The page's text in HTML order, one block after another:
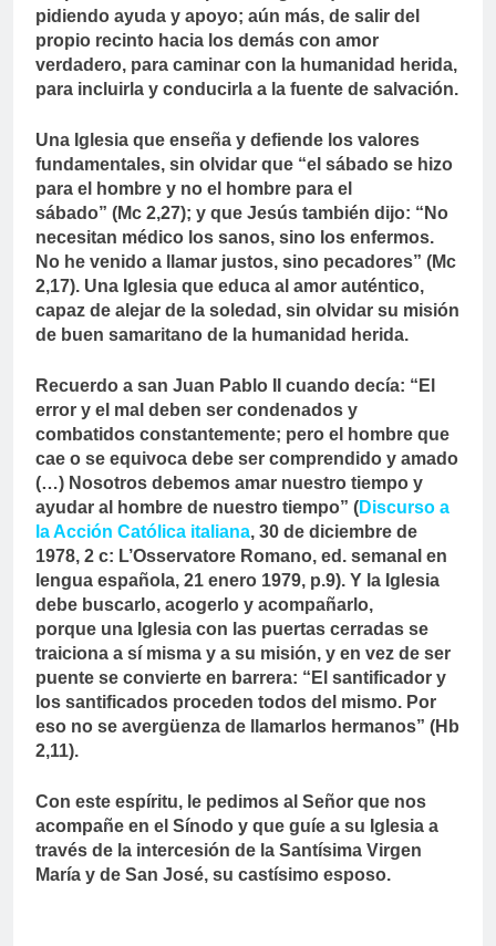
pidiendo ayuda y apoyo; aún más, de salir del
propio recinto hacia los demás con amor
verdadero, para caminar con la humanidad herida,
para incluirla y conducirla a la fuente de salvación.
Una Iglesia que enseña y defiende los valores
fundamentales, sin olvidar que “el sábado se hizo
para el hombre y no el hombre para el
sábado” (Mc 2,27); y que Jesús también dijo: “No
necesitan médico los sanos, sino los enfermos.
No he venido a llamar justos, sino pecadores” (Mc
2,17). Una Iglesia que educa al amor auténtico,
capaz de alejar de la soledad, sin olvidar su misión
de buen samaritano de la humanidad herida.
Recuerdo a san Juan Pablo II cuando decía: “El
error y el mal deben ser condenados y
combatidos constantemente; pero el hombre que
cae o se equivoca debe ser comprendido y amado
(…) Nosotros debemos amar nuestro tiempo y
ayudar al hombre de nuestro tiempo” (Discurso a
la Acción Católica italiana, 30 de diciembre de
1978, 2 c: L’Osservatore Romano, ed. semanal en
lengua española, 21 enero 1979, p.9). Y la Iglesia
debe buscarlo, acogerlo y acompañarlo,
porque una Iglesia con las puertas cerradas se
traiciona a sí misma y a su misión, y en vez de ser
puente se convierte en barrera: “El santificador y
los santificados proceden todos del mismo. Por
eso no se avergüenza de llamarlos hermanos” (Hb
2,11).
Con este espíritu, le pedimos al Señor que nos
acompañe en el Sínodo y que guíe a su Iglesia a
través de la intercesión de la Santísima Virgen
María y de San José, su castísimo esposo.